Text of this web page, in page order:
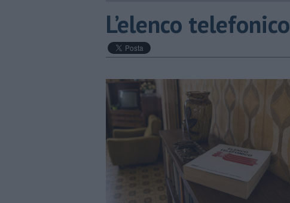
​L’elenco telefonico